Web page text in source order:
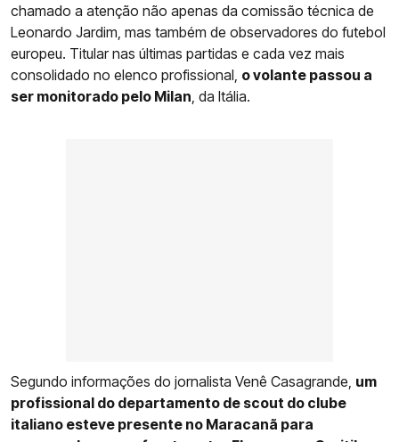
chamado a atenção não apenas da comissão técnica de
Leonardo Jardim, mas também de observadores do futebol
europeu. Titular nas últimas partidas e cada vez mais
consolidado no elenco profissional, o volante passou a
ser monitorado pelo Milan , da Itália.
Segundo informações do jornalista Venê Casagrande, um
profissional do departamento de scout do clube
italiano esteve presente no Maracanã para